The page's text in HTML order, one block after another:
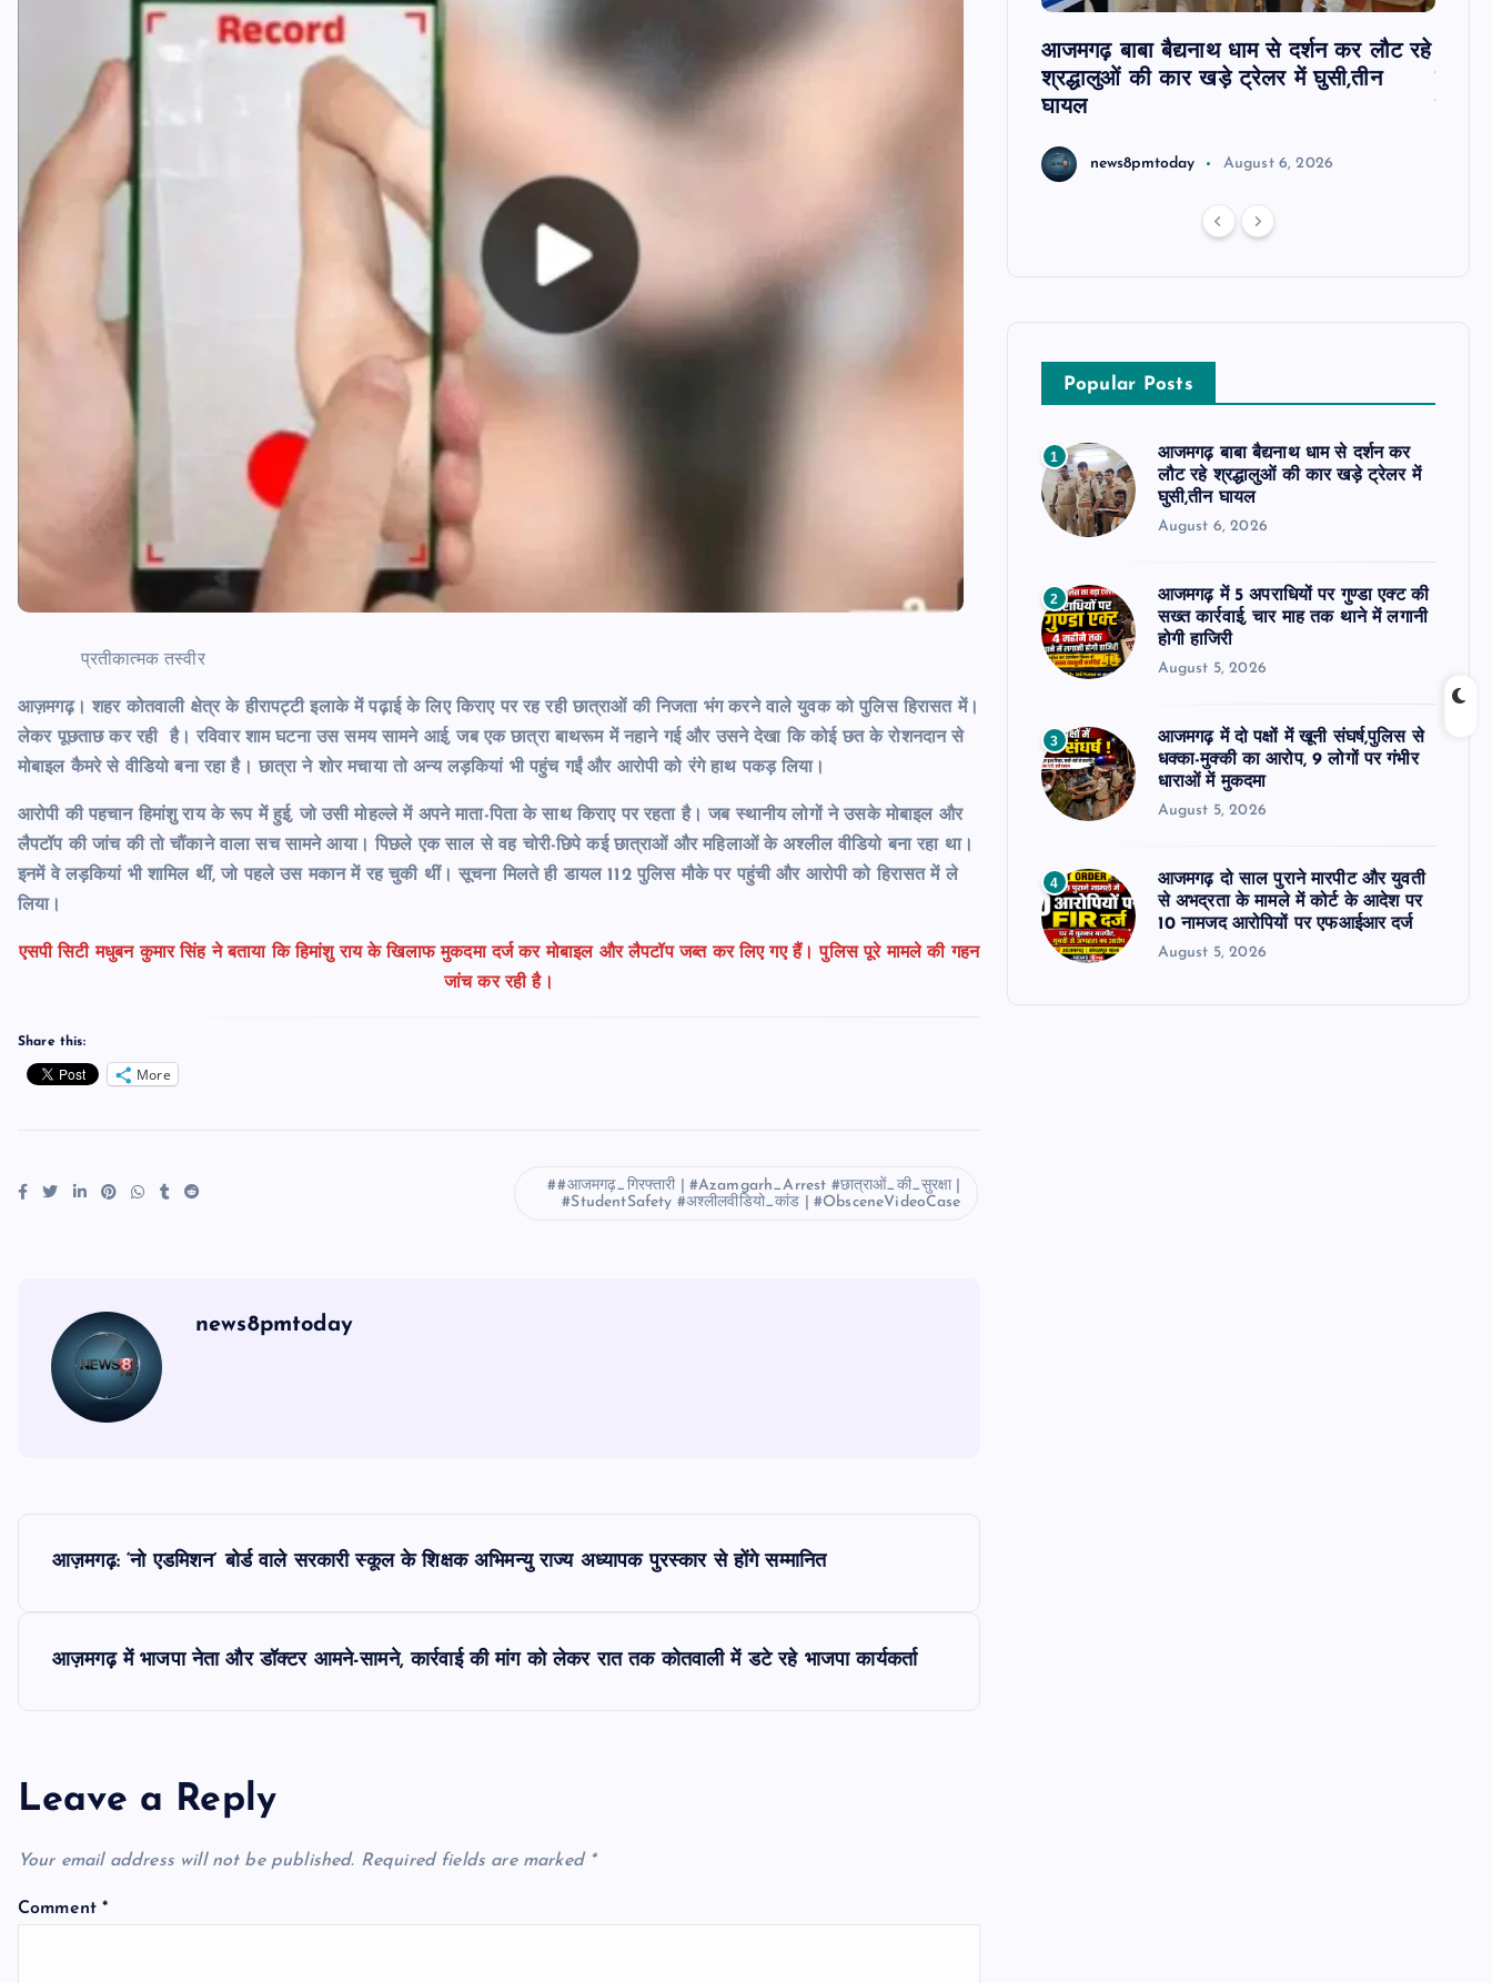
प्रतीकात्मक तस्वीर
आज़मगढ़। शहर कोतवाली क्षेत्र के हीरापट्टी इलाके में पढ़ाई के लिए किराए पर रह रही छात्राओं की निजता भंग करने वाले युवक को पुलिस हिरासत में।
लेकर पूछताछ कर रही है। रविवार शाम घटना उस समय सामने आई, जब एक छात्रा बाथरूम में नहाने गई और उसने देखा कि कोई छत के रोशनदान से
मोबाइल कैमरे से वीडियो बना रहा है। छात्रा ने शोर मचाया तो अन्य लड़कियां भी पहुंच गईं और आरोपी को रंगे हाथ पकड़ लिया।
आरोपी की पहचान हिमांशु राय के रूप में हुई, जो उसी मोहल्ले में अपने माता-पिता के साथ किराए पर रहता है। जब स्थानीय लोगों ने उसके मोबाइल और
लैपटॉप की जांच की तो चौंकाने वाला सच सामने आया। पिछले एक साल से वह चोरी-छिपे कई छात्राओं और महिलाओं के अश्लील वीडियो बना रहा था।
इनमें वे लड़कियां भी शामिल थीं, जो पहले उस मकान में रह चुकी थीं। सूचना मिलते ही डायल 112 पुलिस मौके पर पहुंची और आरोपी को हिरासत में ले
लिया।
एसपी सिटी मधुबन कुमार सिंह ने बताया कि हिमांशु राय के खिलाफ मुकदमा दर्ज कर मोबाइल और लैपटॉप जब्त कर लिए गए हैं। पुलिस पूरे मामले की गहन
जांच कर रही है।
Share this:
More
#आजमगढ़_गिरफ्तारी | #Azamgarh_Arrest #छात्राओं_की_सुरक्षा |
#StudentSafety #अश्लीलवीडियो_कांड | #ObsceneVideoCase
news8pmtoday
n
a
v
आज़मगढ़: ‘नो एडमिशन’ बोर्ड वाले सरकारी स्कूल के शिक्षक अभिमन्यु राज्य अध्यापक पुरस्कार से होंगे सम्मानित
आज़मगढ़ में भाजपा नेता और डॉक्टर आमने-सामने, कार्रवाई की मांग को लेकर रात तक कोतवाली में डटे रहे भाजपा कार्यकर्ता
Leave a Reply
Your email address will not be published. Required fields are marked *
Comment*
आजमगढ़ इजराइल में नौकरी दिलाने के नाम पर
भर्ती का झांसा,निजी रिक्रूटमेंट एजेंसी पर
मुकदमा दर्ज
आजमगढ़ बाबा बैद्यनाथ धाम से दर्शन कर लौट रहे
श्रद्धालुओं की कार खड़े ट्रेलर में घुसी,तीन
घायल
news8pmtoday August 6, 2026
हाजिरी
Popular Posts
1
आजमगढ़ बाबा बैद्यनाथ धाम से दर्शन कर
लौट रहे श्रद्धालुओं की कार खड़े ट्रेलर में
घुसी,तीन घायल
August 6, 2026
2
आजमगढ़ में 5 अपराधियों पर गुण्डा एक्ट की
सख्त कार्रवाई, चार माह तक थाने में लगानी
होगी हाजिरी
August 5, 2026
3
आजमगढ़ में दो पक्षों में खूनी संघर्ष,पुलिस से
धक्का-मुक्की का आरोप, 9 लोगों पर गंभीर
धाराओं में मुकदमा
August 5, 2026
4
आजमगढ़ दो साल पुराने मारपीट और युवती
से अभद्रता के मामले में कोर्ट के आदेश पर
10 नामजद आरोपियों पर एफआईआर दर्ज
August 5, 2026